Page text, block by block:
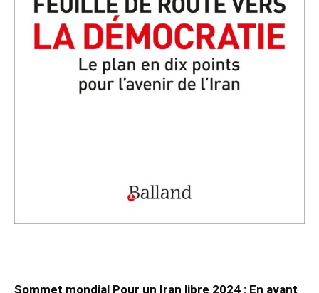
Sommet mondial Pour un Iran libre 2024 : En avant